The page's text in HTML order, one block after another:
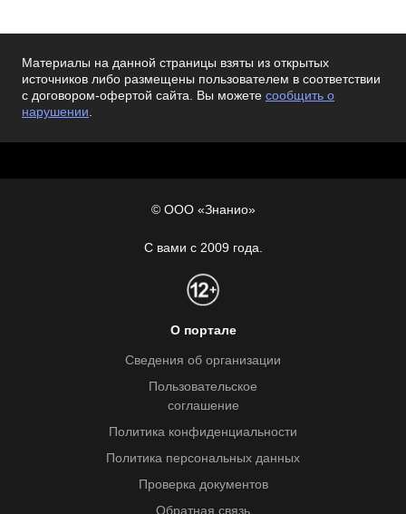
Материалы на данной страницы взяты из открытых
источников либо размещены пользователем в соответствии
с договором-офертой сайта. Вы можете сообщить о
нарушении.
© ООО «Знанио»
С вами с 2009 года.
О портале
Сведения об организации
Пользовательское
соглашение
Политика конфиденциальности
Политика персональных данных
Проверка документов
Обратная связь